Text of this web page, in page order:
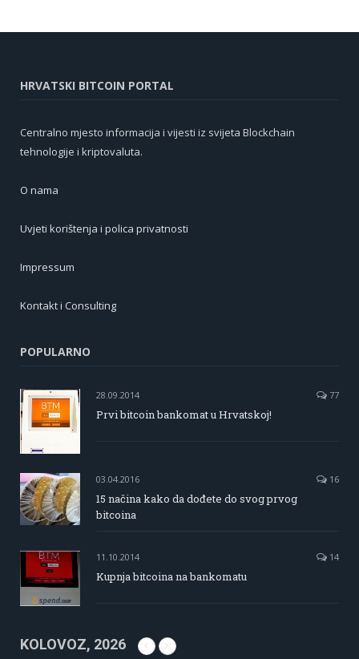
HRVATSKI BITCOIN PORTAL
Centralno mjesto informacija i vijesti iz svijeta Blockchain
tehnologije i kriptovaluta.
O nama
Uvjeti korištenja i polica privatnosti
Impressum
Kontakt i Consulting
POPULARNO
28.09.2014 77
Prvi bitcoin bankomat u Hrvatskoj!
03.04.2016 16
15 načina kako da dođete do svog prvog
bitcoina
11.10.2014 14
Kupnja bitcoina na bankomatu
KOLOVOZ, 2026